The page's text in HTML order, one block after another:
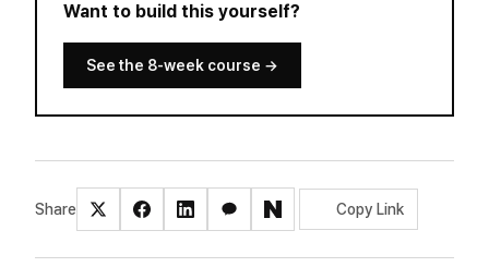
Want to build this yourself?
See the 8-week course →
Share Copy Link